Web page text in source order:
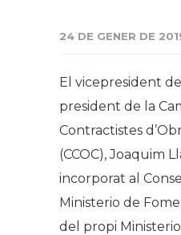
24 DE GENER DE
El vicepresident
president de la
Contractistes
(CCOC), Joaquim
incorporat al
Ministerio de
del propi